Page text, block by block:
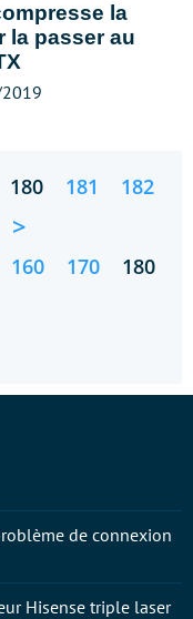
la
la passer au
180 181
182
>
160 170
180
de connexion
Hisense triple laser